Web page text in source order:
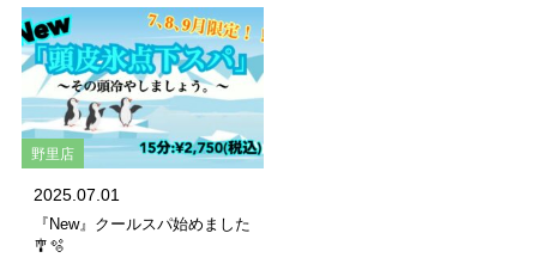
野里店
2025.07.01
『New』クールスパ始めました
🎐🫧